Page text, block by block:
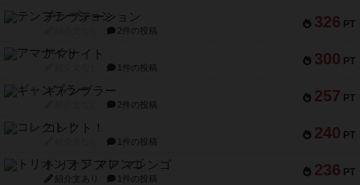
326 PT
テンプテーション
2件の投稿
300 PT
アマナイト
1件の投稿
257 PT
ギャンブラー
2件の投稿
240 PT
コレクト！
1件の投稿
236 PT
トリオンフ ア マレンゴ
紹介文あり 1件の投稿